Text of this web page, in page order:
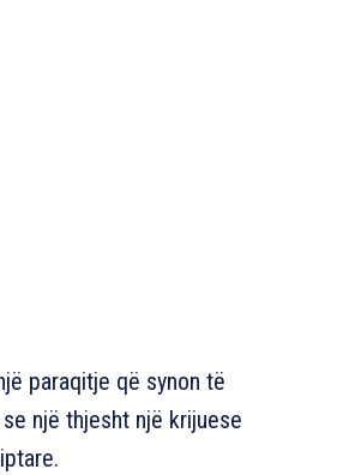
paraqitje që synon të
një thjesht një krijuese